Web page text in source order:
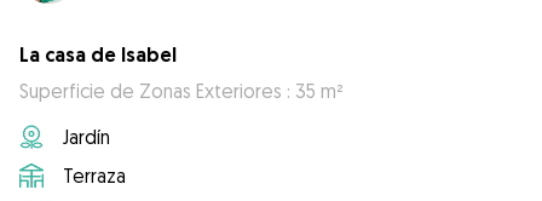
La casa de Isabel
Superficie de Zonas Exteriores : 35 m²
Jardín
Terraza